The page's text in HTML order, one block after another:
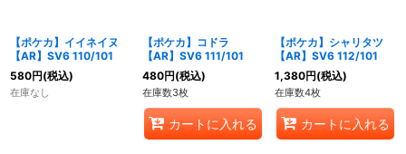
【ポケカ】イイネイヌ
【AR】SV6 110/101
580円(税込)
在庫なし
【ポケカ】コドラ
【AR】SV6 111/101
480円(税込)
在庫数3枚
カートに入れる
【ポケカ】シャリタツ
【AR】SV6 112/101
1,380円(税込)
在庫数4枚
カートに入れる